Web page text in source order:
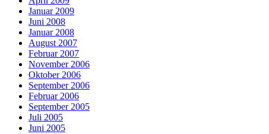
Januar 2009
Juni 2008
Januar 2008
August 2007
Februar 2007
November 2006
Oktober 2006
September 2006
Februar 2006
September 2005
Juli 2005
Juni 2005